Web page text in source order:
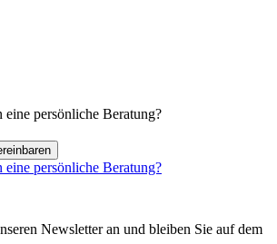
eine persönliche Beratung?
eine persönliche Beratung?
Newsletter an und bleiben Sie auf dem